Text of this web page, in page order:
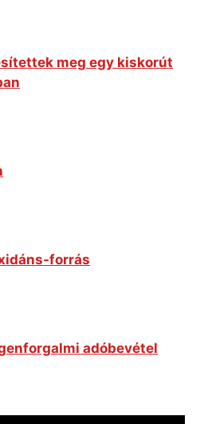
meg egy kiskorút
forrás
adóbevétel